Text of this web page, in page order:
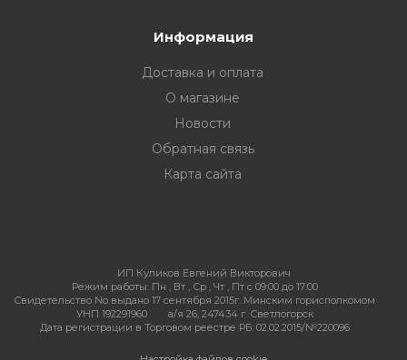
Информация
Доставка и оплата
О магазине
Новости
Обратная связь
Карта сайта
ИП Куликов Евгений Викторович
Режим работы: Пн , Вт , Ср , Чт , Пт c 09:00 до 17:00
Свидетельство No выдано 17 сентября 2015г. Минским горисполкомом
УНП 192291960
а/я 26, 247434 г. Светлогорск
Дата регистрации в Торговом реестре РБ: 02.02.2015/№220096